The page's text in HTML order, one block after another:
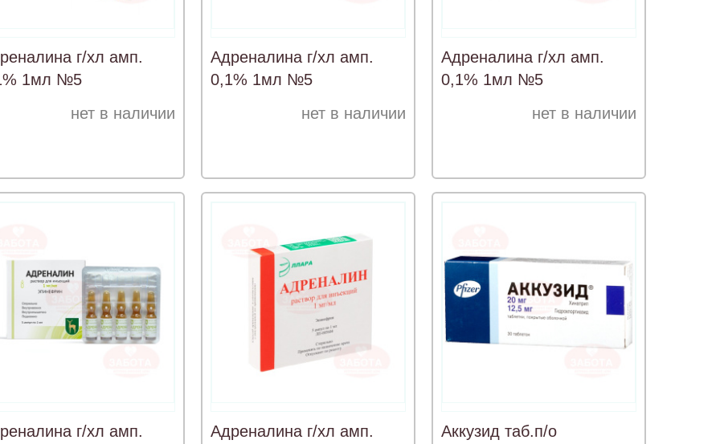
г/хл амп.
1мл №5
нет в наличии
Адреналина г/хл амп.
0,1% 1мл №5
нет в наличии
Адреналина г/хл амп.
0,1% 1мл №5
нет в наличии
г/хл амп.
Адреналина г/хл амп.
Аккузид таб.п/о